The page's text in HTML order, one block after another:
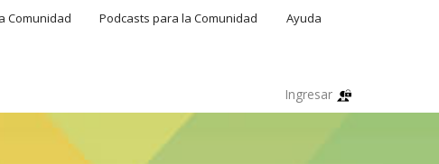
Comunidad Podcasts para la Comunidad Ayuda